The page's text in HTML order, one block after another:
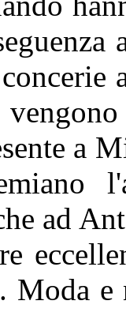
a
ad
Moda